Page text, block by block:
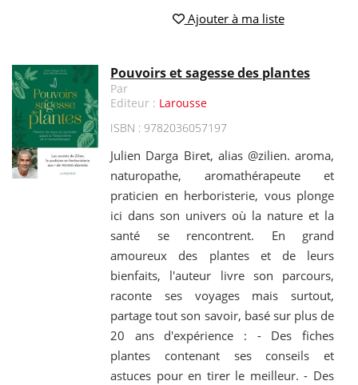
Ajouter à ma liste
Pouvoirs et sagesse des plantes
Par
Editeur : Larousse
ISBN : 9782036057197
Julien Darga Biret, alias @zilien. aroma,
naturopathe, aromathérapeute et
praticien en herboristerie, vous plonge
ici dans son univers où la nature et la
santé se rencontrent. En grand
amoureux des plantes et de leurs
bienfaits, l'auteur livre son parcours,
raconte ses voyages mais surtout,
partage tout son savoir, basé sur plus de
20 ans d'expérience : - Des fiches
plantes contenant ses conseils et
astuces pour en tirer le meilleur. - Des